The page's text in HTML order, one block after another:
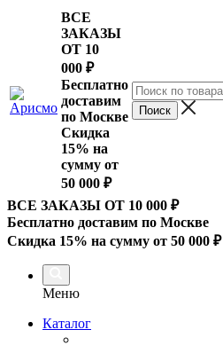
ВСЕ
ЗАКАЗЫ
ОТ 10
000 ₽
Бесплатно
доставим
по Москве
Скидка
15% на
сумму от
50 000 ₽
ВСЕ ЗАКАЗЫ ОТ 10 000 ₽
Бесплатно доставим по Москве
Скидка 15% на сумму от 50 000 ₽
Меню
Каталог